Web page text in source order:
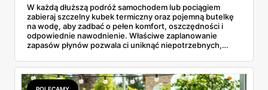
W każdą dłuższą podróż samochodem lub pociągiem
zabieraj szczelny kubek termiczny oraz pojemną butelkę
na wodę, aby zadbać o pełen komfort, oszczędności i
odpowiednie nawodnienie. Właściwe zaplanowanie
zapasów płynów pozwala ci uniknąć niepotrzebnych,
kupowania przepłaconych napojów w wagonach
restauracyjnych. Połączenie funkcji, jakie oferuje dobrze
izolujący kubek termiczny z gorącą kawą oraz niezawodna